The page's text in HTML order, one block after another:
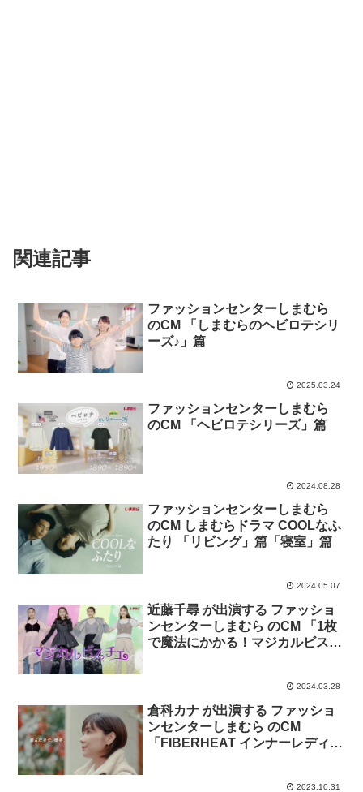
関連記事
ファッションセンターしまむら
のCM 「しまむらのヘビロテシリ
ーズ♪」篇
2025.03.24
ファッションセンターしまむら
のCM 「ヘビロテシリーズ」篇
2024.08.28
ファッションセンターしまむら
のCM しまむらドラマ COOLなふ
たり 「リビング」篇「寝室」篇
2024.05.07
近藤千尋 が出演する ファッショ
ンセンターしまむら のCM 「1枚
で魔法にかかる！マジカルビスチ
2024.03.28
倉科カナ が出演する ファッショ
ンセンターしまむら のCM
「FIBERHEAT インナーレディー
2023.10.31